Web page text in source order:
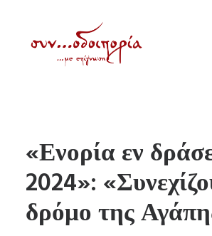
ΘΕΜΑΤΟΛΟΓΙΑ
ΑΝΑΚΟΙΝΩΣΕΙΣ
ΕΝΟΡΙΑ ΕΝ ΔΡΑΣΕΙ
ΕΥΑΓΓΕΛΙΣΤΡΙΑ ΠΕΙΡΑΙΏΣ
«Ενορία εν
2024»:
δρόμο της